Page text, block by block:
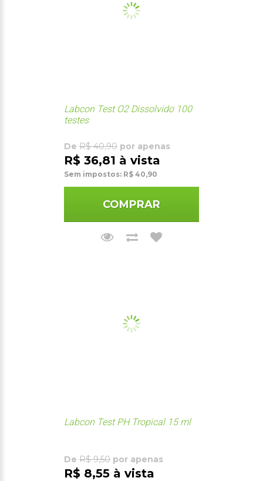
Labcon Test O2 Dissolvido 100
testes
De R$ 40,90 por apenas
R$ 36,81 à vista
Sem impostos: R$ 40,90
COMPRAR
Labcon Test PH Tropical 15 ml
De R$ 9,50 por apenas
R$ 8,55 à vista